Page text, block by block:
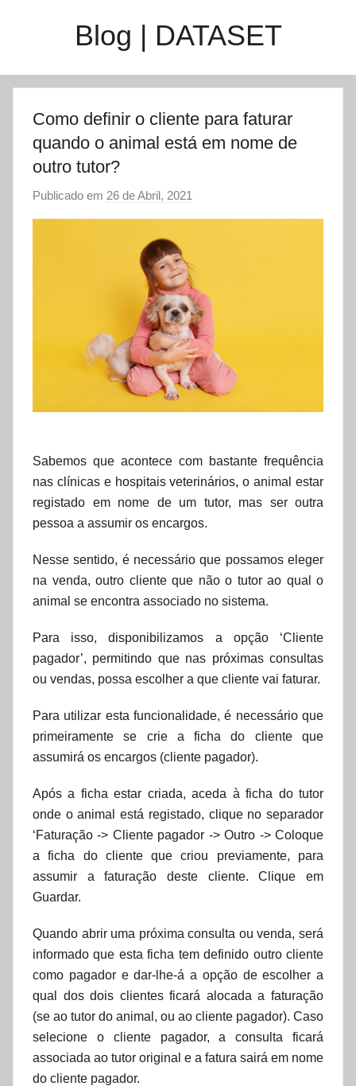
Blog | DATASET
Como definir o cliente para faturar
quando o animal está em nome de
outro tutor?
Publicado em 26 de Abril, 2021
o
a
t
a
s
e
t
Sabemos que acontece com bastante frequência
nas clínicas e hospitais veterinários, o animal estar
registado em nome de um tutor, mas ser outra
pessoa a assumir os encargos.
Nesse sentido, é necessário que possamos eleger
na venda, outro cliente que não o tutor ao qual o
animal se encontra associado no sistema.
Para isso, disponibilizamos a opção ‘Cliente
pagador’, permitindo que nas próximas consultas
ou vendas, possa escolher a que cliente vai faturar.
Para utilizar esta funcionalidade, é necessário que
primeiramente se crie a ficha do cliente que
assumirá os encargos (cliente pagador).
Após a ficha estar criada, aceda à ficha do tutor
onde o animal está registado, clique no separador
‘Faturação -> Cliente pagador -> Outro -> Coloque
a ficha do cliente que criou previamente, para
assumir a faturação deste cliente. Clique em
Guardar.
Quando abrir uma próxima consulta ou venda, será
informado que esta ficha tem definido outro cliente
como pagador e dar-lhe-á a opção de escolher a
qual dos dois clientes ficará alocada a faturação
(se ao tutor do animal, ou ao cliente pagador). Caso
selecione o cliente pagador, a consulta ficará
associada ao tutor original e a fatura sairá em nome
do cliente pagador.